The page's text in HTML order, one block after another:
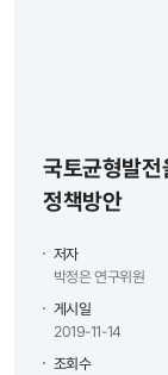
국토균형발전
정책방안
저자
박정은 연구위원
게시일
2019-11-14
조회수